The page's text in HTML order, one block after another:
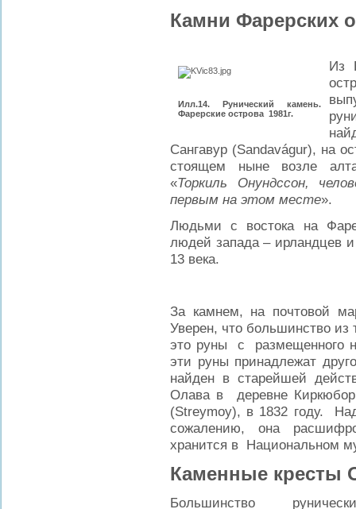
Камни Фарерских
Илл.14. Рунический камень.
Фарерские острова 1981г.
Из
Сангавур (Sandavágur), на
стоящем ныне возле
«Торкиль Онундссон,
первым на этом месте».
Людьми с востока на
людей запада – ирландцев
13 века.
За камнем, на почтовой
Уверен, что большинство из
это руны с размещенного
эти руны принадлежат
найден в старейшей
Олава в деревне
(Streymoy), в 1832 году.
сожалению, она
хранится в Национальном
Каменные кресты
Большинство